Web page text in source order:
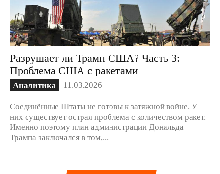
Разрушает ли Трамп США? Часть 3:
Проблема США с ракетами
Аналитика 11.03.2026
Соединённые Штаты не готовы к затяжной войне. У
них существует острая проблема с количеством ракет.
Именно поэтому план администрации Дональда
Трампа заключался в том,...